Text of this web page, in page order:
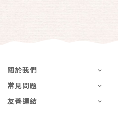
關於我們
常見問題
友善連結